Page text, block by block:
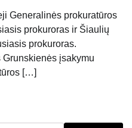
Generalinės prokuratūros
prokuroras ir Šiaulių
prokuroras.
įsakymu
[…]